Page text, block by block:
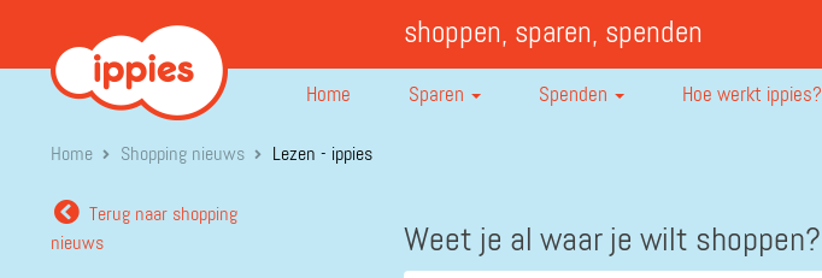
shoppen, sparen, spenden
Home Sparen Spenden Hoe werkt ippies?
Home Shopping nieuws Lezen - ippies
Terug naar shopping
nieuws
Weet je al waar je wilt shoppen?